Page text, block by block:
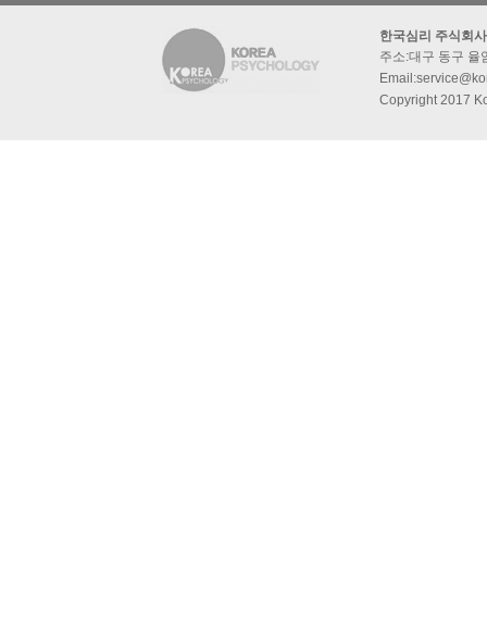
한국심리 주식회사
주소:대구 동구 율
Copyright 2017